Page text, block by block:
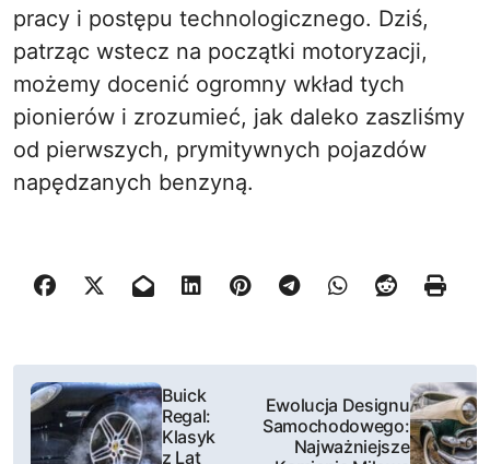
pracy i postępu technologicznego. Dziś,
patrząc wstecz na początki motoryzacji,
możemy docenić ogromny wkład tych
pionierów i zrozumieć, jak daleko zaszliśmy
od pierwszych, prymitywnych pojazdów
napędzanych benzyną.
N
Buick
Regal:
Klasyk
z Lat
Ewolucja Designu
Samochodowego:
Najważniejsze